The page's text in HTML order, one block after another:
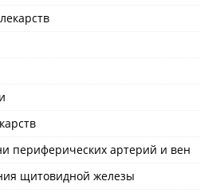
периферических артерий и вен
щитовидной железы